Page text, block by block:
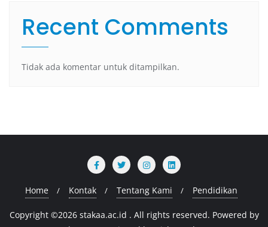
Recent Comments
Tidak ada komentar untuk ditampilkan.
Home Kontak Tentang Kami Pendidikan
Copyright ©2026 stakaa.ac.id . All rights reserved. Powered by